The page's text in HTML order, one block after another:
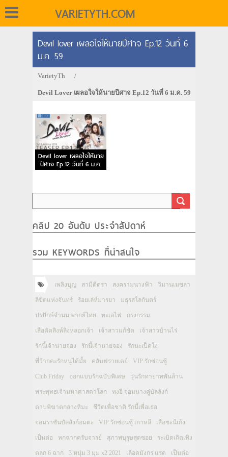
VARIETYTH.COM
Devil lover เผลอใจให้นายปีศาจ Ep.12 วันที่ 6
ม.ค. 59
VarietyTh /
Devil Lover เผลอใจให้นายปีศาจ Ep.12 วันที่ 6 ม.ค. 59
Devil lover เผลอใจให้นาย
ปีศาจ Ep.12 วันที่ 6 ม.ค.
59
คลิป 20 อันดับ ประจำสัปดาห์
รวม KEYWORDS ที่น่าสนใจ
เพลิงบุญ สามีตีตรา สงครามนางฟ้า วิมานเมขลา
ลิขิตแห่งจันทร์ ร้อยเล่ห์มารยา มธุรสโลกันตร์
ปรปักษ์จำนน พากย์ไทย ทะเลไฟ กรงกรรม
เสือตัดสิงห์ลิงหลอกเจ้า เจ้าสาวแก้ขัด เจ้าสาวบ้านไร่
รักนี้เจ้านายจอง รักนี้เจ้านายจอง รักนะเป็ดโง่
พี่ว้ากคะรักหนูได้มั้ย คลับฟรายเดย์ VIP รักซ่อนชู้
Club Friday ออกแบบรักฉบับพิเศษ วุ่นรักทายาทพันล้าน
พระพุทธเจ้ามหาศาสดาโลก ทงอี จอมนางคู่บัลลังก์
ดาบพิฆาตกลางหิมะ ชีวิตเพื่อชาติ รักนี้เพื่อเธอ
จอมราชันบัลลังก์อมตะ VIP รักซ่อนชู้ เกาหลี เสือชะนีเก้ง
เป็นต่อ หกฉากครับจารย์ สุภาพบุรุษสุดซอย ระเบิดเถิดเทิง
ตลก 6 ฉาก 3 หนุ่ม 3 มุม x2 2021 เลือดมังกร แรด เป็นต่อ